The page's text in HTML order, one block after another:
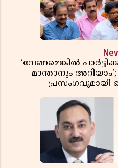
‘വേണമെങ്കിൽ
മാന്താനും
പ്രസംഗവുമായി